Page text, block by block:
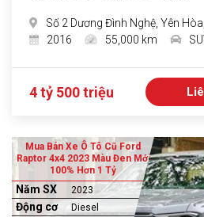
Số 2 Dương Đình Nghệ, Yên
2016
55,000 km
4 tỷ 500 triệu
Mua Bán Xe Ô Tô Cũ Ford
Raptor 4x4 2023 Màu Đen Mới
100% Hơn 1 Tỷ
Năm SX 2023
Động cơ Diesel